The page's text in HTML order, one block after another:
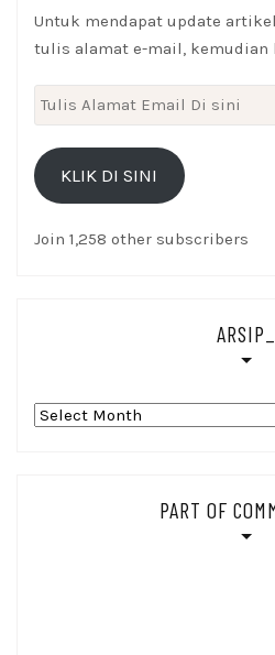
Untuk mendapat update
tulis alamat e-mail, kemudian
Tulis
Alamat
Email
KLIK DI SINI
Join 1,258 other subscribers
ARSIP_
Arsip_
PART OF